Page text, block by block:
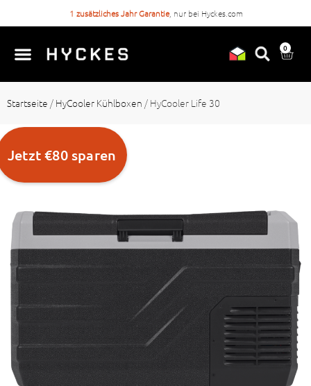
1 zusätzliches Jahr Garantie, nur bei Hyckes.com
0
Startseite / HyCooler Kühlboxen / HyCooler Life 30
Jetzt €80 sparen